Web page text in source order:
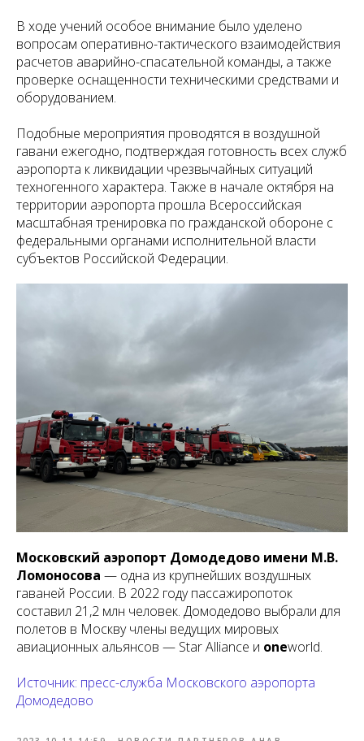
В ходе учений особое внимание было уделено
вопросам оперативно-тактического взаимодействия
расчетов аварийно-спасательной команды, а также
проверке оснащенности техническими средствами и
оборудованием.
Подобные мероприятия проводятся в воздушной
гавани ежегодно, подтверждая готовность всех служб
аэропорта к ликвидации чрезвычайных ситуаций
техногенного характера. Также в начале октября на
территории аэропорта прошла Всероссийская
масштабная тренировка по гражданской обороне с
федеральными органами исполнительной власти
субъектов Российской Федерации.
Московский аэропорт Домодедово имени М.В.
Ломоносова — одна из крупнейших воздушных
гаваней России. В 2022 году пассажиропоток
составил 21,2 млн человек. Домодедово выбрали для
полетов в Москву члены ведущих мировых
авиационных альянсов — Star Alliance и oneworld.
Источник: пресс-служба Московского аэропорта
Домодедово